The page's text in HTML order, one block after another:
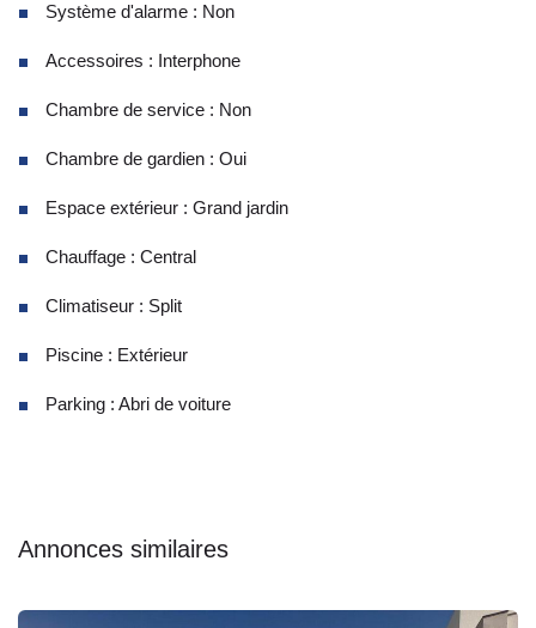
Système d'alarme : Non
Accessoires : Interphone
Chambre de service : Non
Chambre de gardien : Oui
Espace extérieur : Grand jardin
Chauffage : Central
Climatiseur : Split
Piscine : Extérieur
Parking : Abri de voiture
Annonces similaires